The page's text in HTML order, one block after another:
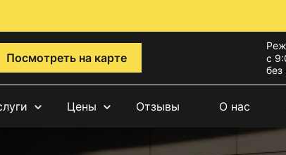
Посмотреть на карте
с
Цены Отзывы О нас